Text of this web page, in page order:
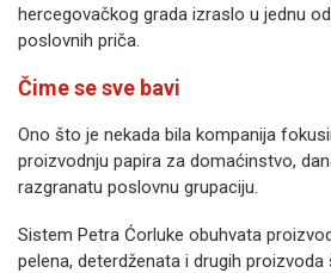
hercegovačkog grada izraslo u jednu
poslovnih priča.
Čime se sve bavi
Ono što je nekada bila kompanija
proizvodnju papira za domaćinstvo,
razgranatu poslovnu grupaciju.
Sistem Petra Ćorluke obuhvata
pelena, deterdženata i drugih